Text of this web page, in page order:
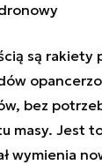
są rakiety
bez
masy. Jest
wymienia